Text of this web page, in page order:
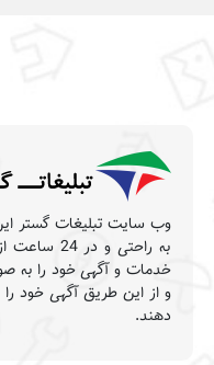
وب سایت تبلیغات گستر
به راحتی
خدمات و آگهی خود را به
و از این طریق آگهی خود
دهند.